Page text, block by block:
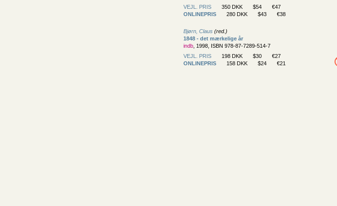
VEJL. PRIS
350 DKK $54
€47
ONLINEPRIS
280 DKK $43 €38
Bjørn, Claus (red.)
1848 - det mærkelige år
indb , 1998, ISBN 978-87-7289-514-7
VEJL. PRIS
198 DKK $30
€27
ONLINEPRIS
158 DKK $24 €21